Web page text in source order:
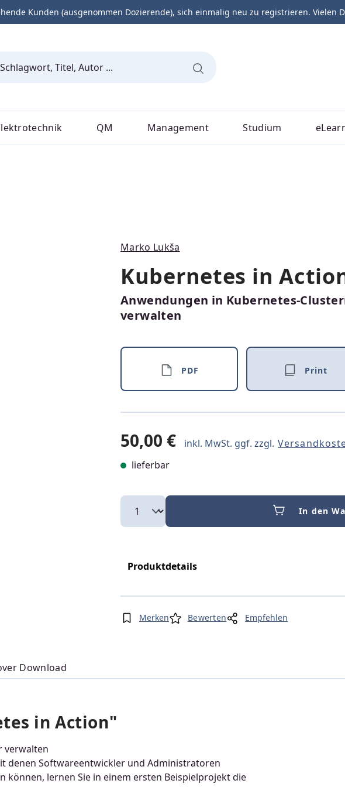
Kunden (ausgenommen Dozierende), sich einmalig neu zu registrieren. Vielen
QM Management Studium
Marko Lukša
Kubernetes in
Anwendungen in Kubernetes-
verwalten
PDF Print
50,00 € inkl. MwSt. ggf. zzgl.
lieferbar
In den
Produktdetails
Merken Bewerten Empfehlen
Download
in Action"
verwalten
denen Softwareentwickler und Administratoren
lernen Sie in einem ersten Beispielprojekt die